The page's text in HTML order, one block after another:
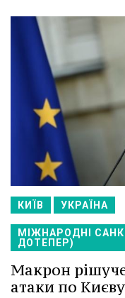
КИЇВ УКРАЇНА
МІЖНАРОДНІ
ДОТЕПЕР)
Макрон рішуче
атаки по